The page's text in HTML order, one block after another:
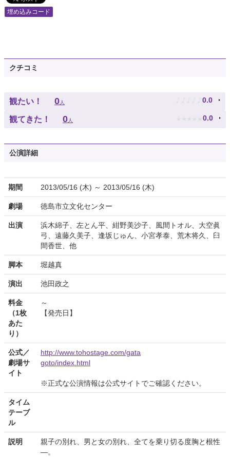
埋め込みコード
クチコミ
観たい！ 0人 ♪ ♪ ♪ ♪ ♪ 0.0
観てきた！ 0人 ★ ★ ★ ★ ★ 0.0
公演詳細
期間 2013/05/16 (木) ～ 2013/05/16 (木)
劇場 徳島市立文化センター
出演
浜木綿子、左とん平、紺野美沙子、風間トオル、大空眞
弓、遠藤久美子、逢坂じゅん、小宮孝泰、荒木将久、臼
間香世、他
脚本 堀越真
演出 池田政之
料金
（1枚
あた
り）
～
【発売日】
公式／
劇場サ
イト
http://www.tohostage.com/gata
goto/index.html
※正式な公演情報は公式サイトでご確認ください。
タイム
テーブ
ル
説明
親子の別れ、男と女の別れ、全てを乗り切る度胸と根性
―。